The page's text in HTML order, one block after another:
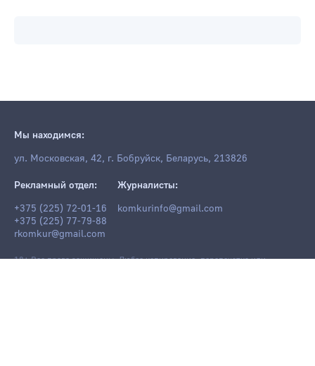
Мы находимся:
ул. Московская, 42, г. Бобруйск, Беларусь, 213826
Рекламный отдел:
+375 (225) 72-01-16
+375 (225) 77-79-88
rkomkur@gmail.com
Журналисты:
komkurinfo@gmail.com
18+ Все права защищены. Любое копирование, перепечатка или